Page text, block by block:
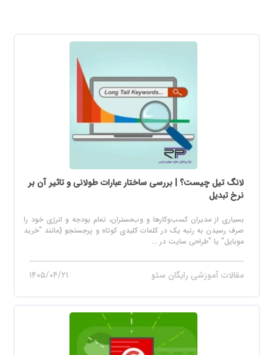
لانگ تیل چیست؟ | بررسی ساختار عبارات طولانی و تاثیر آن بر
نرخ تبدیل
بسیاری از مدیران کسب‌وکارها و وب‌مستران، تمام بودجه و انرژی خود را
صرف رسیدن به رتبه یک در کلمات کلیدی کوتاه و پرجستجو (مانند "خرید
موبایل" یا "طراحی سایت در ...
مقالات آموزشی رایگان سئو ۱۴۰۵/۰۴/۲۱